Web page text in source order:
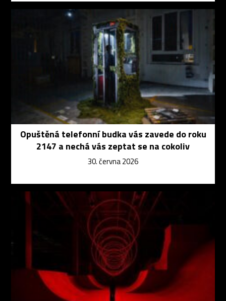
Opuštěná telefonní budka vás zavede do roku
2147 a nechá vás zeptat se na cokoliv
30. června 2026